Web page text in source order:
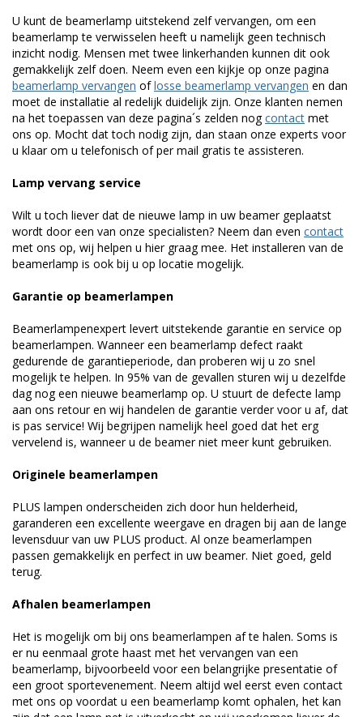
U kunt de beamerlamp uitstekend zelf vervangen, om een
beamerlamp te verwisselen heeft u namelijk geen technisch
inzicht nodig. Mensen met twee linkerhanden kunnen dit ook
gemakkelijk zelf doen. Neem even een kijkje op onze pagina
beamerlamp vervangen oflosse beamerlamp vervangen en dan
moet de installatie al redelijk duidelijk zijn. Onze klanten nemen
na het toepassen van deze pagina´s zelden nogcontact met
ons op. Mocht dat toch nodig zijn, dan staan onze experts voor
u klaar om u telefonisch of per mail gratis te assisteren.
Lamp vervang service
Wilt u toch liever dat de nieuwe lamp in uw beamer geplaatst
wordt door een van onze specialisten? Neem dan even contact
met ons op, wij helpen u hier graag mee. Het installeren van de
beamerlamp is ook bij u op locatie mogelijk.
Garantie op beamerlampen
Beamerlampenexpert levert uitstekende garantie en service op
beamerlampen. Wanneer een beamerlamp defect raakt
gedurende de garantieperiode, dan proberen wij u zo snel
mogelijk te helpen. In 95% van de gevallen sturen wij u dezelfde
dag nog een nieuwe beamerlamp op. U stuurt de defecte lamp
aan ons retour en wij handelen de garantie verder voor u af, dat
is pas service! Wij begrijpen namelijk heel goed dat het erg
vervelend is, wanneer u de beamer niet meer kunt gebruiken.
Originele beamerlampen
PLUS lampen onderscheiden zich door hun helderheid,
garanderen een excellente weergave en dragen bij aan de lange
levensduur van uw PLUS product. Al onze beamerlampen
passen gemakkelijk en perfect in uw beamer. Niet goed, geld
terug.
Afhalen beamerlampen
Het is mogelijk om bij ons beamerlampen af te halen. Soms is
er nu eenmaal grote haast met het vervangen van een
beamerlamp, bijvoorbeeld voor een belangrijke presentatie of
een groot sportevenement. Neem altijd wel eerst even contact
met ons op voordat u een beamerlamp komt ophalen, het kan